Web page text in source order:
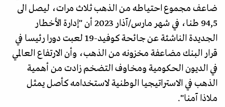
ضاعف مجموع احتياطه من الذهب ثلاث مرات، ليصل الى
94,5 طنا، في شهر مارس/آذار 2023 أن "إدارة الأخطار
الجديدة الناشئة عن جائحة كوفيد-19 لعبت دورا رئيسا في
قرار البنك مضاعفة مخزونه من الذهب، وأن الارتفاع العالمي
في الديون الحكومية ومخاوف التضخم زادت من أهمية
الذهب في الاستراتيجيا الوطنية لاستخدامه كأصل يمثل
ملاذا آمنا".